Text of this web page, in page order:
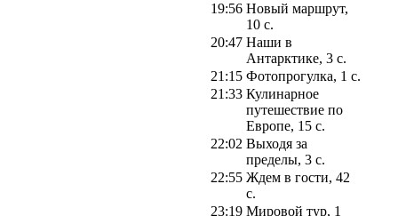
19:56 Новый маршрут,
10 с.
20:47 Наши в
Антарктике, 3 с.
21:15 Фотопрогулка, 1 с.
21:33 Кулинарное
путешествие по
Европе, 15 с.
22:02 Выходя за
пределы, 3 с.
22:55 Ждем в гости, 42
с.
23:19 Мировой тур, 1